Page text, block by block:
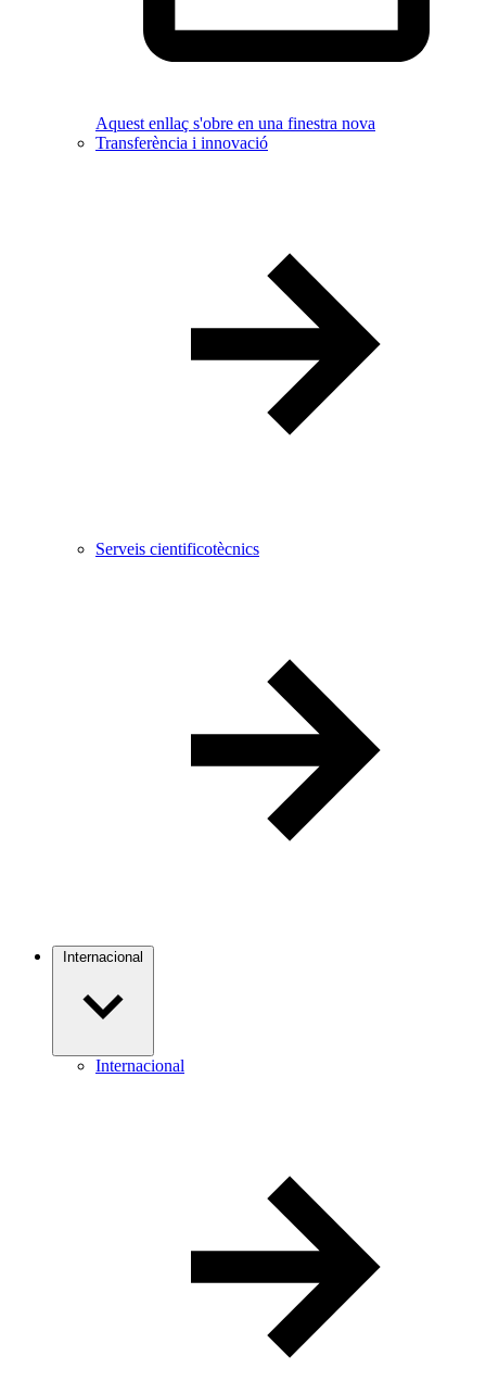
Aquest enllaç s'obre en una finestra nova
Transferència i innovació
Serveis cientificotècnics
Internacional
Internacional